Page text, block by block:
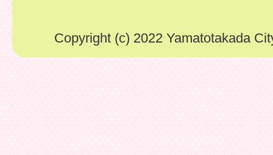
Copyright (c) 2022 Yamatotakada